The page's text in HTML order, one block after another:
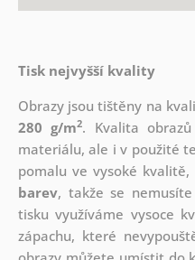
Tisk nejvyšší kvality
Obrazy jsou tištěny na
280 g/m2. Kvalita
materiálu, ale i v použité
pomalu ve vysoké kvalitě,
barev, takže se
tisku využíváme vysoce
zápachu, které